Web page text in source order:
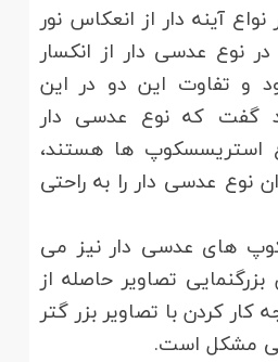
آینه دار از انعکاس نور
نوع عدسی دار از انکسار
و تفاوت این دو در این
گفت که نوع عدسی دار
استریسسکوپ ها هستند،
عدسی دار را به راحتی
های عدسی دار نیز می
تصاویر حاصله از
کار کردن با تصاویر بزر گتر
مشکل است.